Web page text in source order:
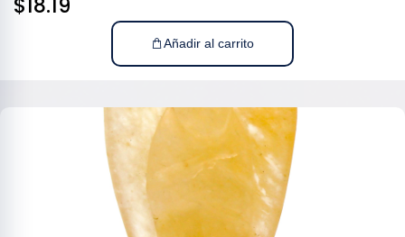
Añadir al carrito